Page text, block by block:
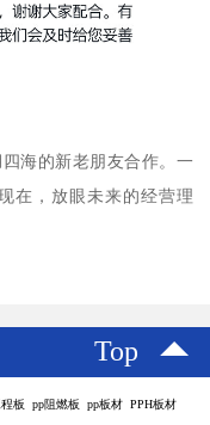
海的新老朋友合作。一
在，放眼未来的经营理
Top
板 pp阻燃板 pp板材 PPH板材